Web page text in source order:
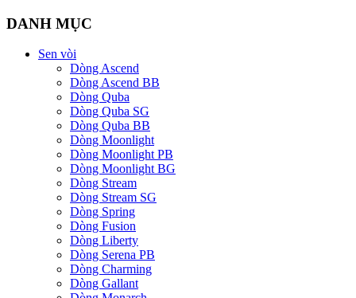
DANH MỤC
Sen vòi
Dòng Ascend
Dòng Ascend BB
Dòng Quba
Dòng Quba SG
Dòng Quba BB
Dòng Moonlight
Dòng Moonlight PB
Dòng Moonlight BG
Dòng Stream
Dòng Stream SG
Dòng Spring
Dòng Fusion
Dòng Liberty
Dòng Serena PB
Dòng Charming
Dòng Gallant